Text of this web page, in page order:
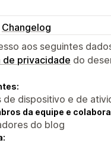
Changelog
aos seguintes
de privacidade do
de dispositivo e de
da equipe e
do blog